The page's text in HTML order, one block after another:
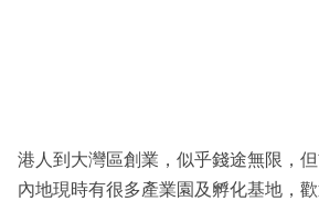
港人到大灣區創業，似乎錢途無限，
內地現時有很多產業園及孵化基地，